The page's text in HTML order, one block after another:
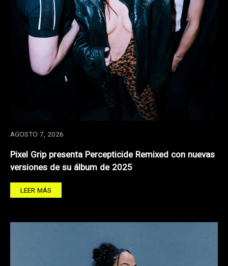
AGOSTO 7, 2026
Pixel Grip presenta Percepticide Remixed con nuevas
versiones de su álbum de 2025
LEER MÁS